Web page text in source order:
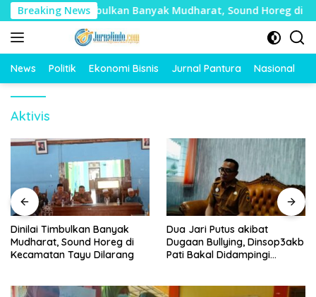
Langsung
ke
konten
Breaking News
Dinilai Timbulkan Banyak Mudharat, Sound Horeg di
News Politik Ekonomi Bisnis Jurnal Pantura Nasional
Aktivis
Dinilai Timbulkan Banyak
Mudharat, Sound Horeg di
Kecamatan Tayu Dilarang
Dua Jari Putus akibat
Dugaan Bullying, Dinsop3akb
Pati Bakal Didampingi